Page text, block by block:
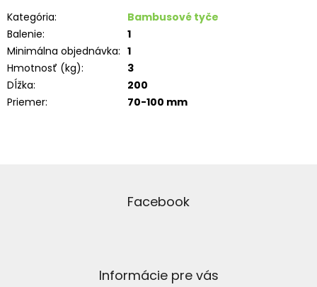
Kategória:
Bambusové tyče
Balenie:
1
Minimálna objednávka: 1
Hmotnosť (kg):
3
Dĺžka:
200
Priemer: 70-100 mm
Facebook
Informácie pre vás